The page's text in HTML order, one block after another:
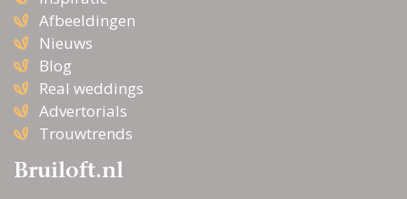
Afbeeldingen
Nieuws
Blog
Real weddings
Advertorials
Trouwtrends
Bruiloft.nl